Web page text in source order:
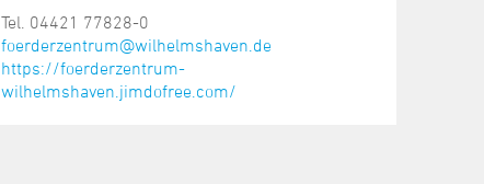
Tel. 04421 77828-0
foerderzentrum@wilhelmshaven.de
https://foerderzentrum-
wilhelmshaven.jimdofree.com/